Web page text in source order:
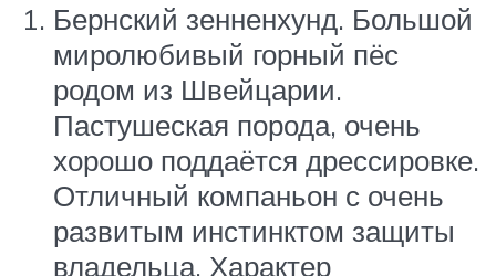
Бернский зенненхунд. Большой
миролюбивый горный пёс
родом из Швейцарии.
Пастушеская порода, очень
хорошо поддаётся дрессировке.
Отличный компаньон с очень
развитым инстинктом защиты
владельца. Характер